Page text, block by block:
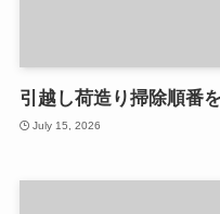
引越し荷造り掃除順番
July 15, 2026